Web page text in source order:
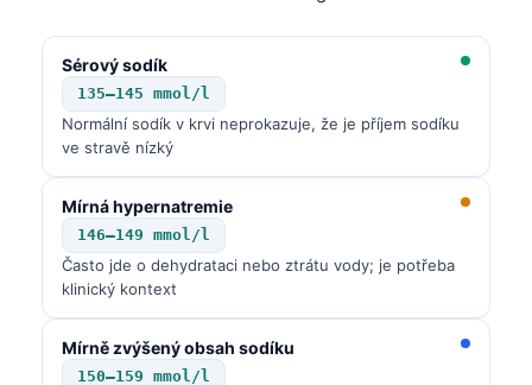
Sérový sodík
135–145 mmol/l
Normální sodík v krvi neprokazuje, že je příjem sodíku
ve stravě nízký
Mírná hypernatremie
146–149 mmol/l
Často jde o dehydrataci nebo ztrátu vody; je potřeba
klinický kontext
Mírně zvýšený obsah sodíku
150–159 mmol/l
Occitan
Afrikaans
Монгол
Basa Jawa
Cebuano
ئۇيغۇرچە
Кыргызча